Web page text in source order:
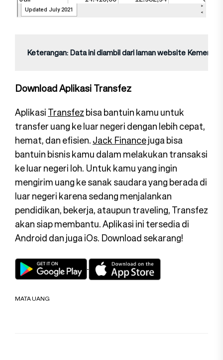
Keterangan: Data ini diambil dari laman website
Download Aplikasi Transfez
AplikasiTransfezbisa bantuin kamu untuk
transfer uang ke luar negeri dengan lebih cepat,
hemat, dan efisien.Jack Financejuga bisa
bantuin bisnis kamu dalam melakukan transaksi
ke luar negeri loh. Untuk kamu yang ingin
mengirim uang ke sanak saudara yang berada di
luar negeri karena sedang menjalankan
pendidikan, bekerja, ataupun traveling, Transfez
akan siap membantu. Aplikasi ini tersedia di
Android dan juga iOs. Download sekarang!
MATA UANG